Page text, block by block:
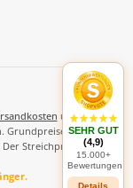
und ggf.
Grundpreise und Preise
Streichpreis ist der
SEHR GUT
(4,9)
15.000+
Bewertungen
Details